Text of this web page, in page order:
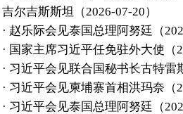
吉尔吉斯斯坦
（2026-07-20）
· 赵乐际会见泰国总理阿努廷 （
· 国家主席习近平任免驻外大使
· 习近平会见联合国秘书长古特雷
· 习近平会见柬埔寨首相洪玛奈
· 习近平会见泰国总理阿努廷 （